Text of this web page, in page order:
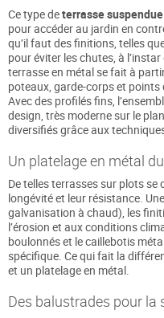
Ce type deterrasse
pour accéder au jardin en
qu’il faut des finitions, telles
pour éviter les chutes, à
terrasse en métal se fait à
poteaux, garde-corps et
Avec des profilés fins,
design, très moderne sur le
diversifiés grâce aux
Un platelage en métal
De telles terrasses sur plots
longévité et leur résistance.
galvanisation à chaud), les
l’érosion et aux conditions
boulonnés et le caillebotis
spécifique. Ce qui fait la
et un platelage en métal.
Des balustrades pour la